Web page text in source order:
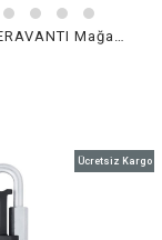
PETZL SUPERAVANTI Mağaracılık Emniyet Kemeri
Ücretsiz Kargo